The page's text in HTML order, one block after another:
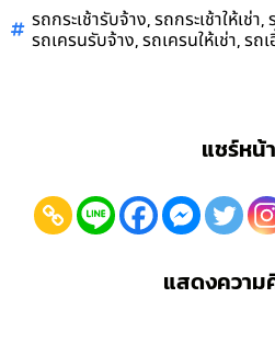
รถกระเช้ารับจ้าง,รถกระเช้าให้เช่า,
รถเครนรับจ้าง,รถเครนให้เช่า,รถ
แชร์หน้
แสดงความ